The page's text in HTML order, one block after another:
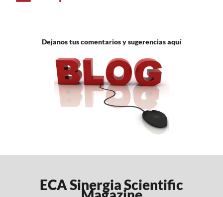
Dejanos tus comentarios y sugerencias aquí
ECA Sinergia Scientific